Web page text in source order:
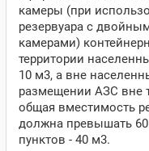
камеры (при
резервуара с
камерами)
территории
10 м3, а вне
размещении АЗС вне
общая вместимость
должна превышать
пунктов - 40 м3.